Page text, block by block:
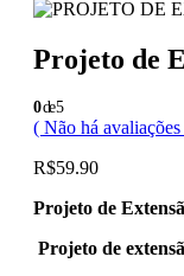
Projeto de
0de 5
( Não há
R$59.90
Projeto de
Projeto de